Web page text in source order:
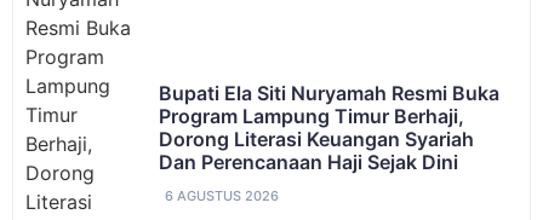
Bupati Ela Siti Nuryamah Resmi Buka
Program Lampung Timur Berhaji,
Dorong Literasi Keuangan Syariah
Dan Perencanaan Haji Sejak Dini
6 AGUSTUS 2026